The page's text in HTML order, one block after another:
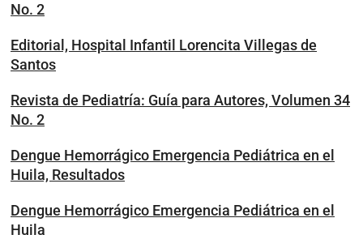
No. 2
Editorial, Hospital Infantil Lorencita Villegas de
Santos
Revista de Pediatría: Guía para Autores, Volumen 34
No. 2
Dengue Hemorrágico Emergencia Pediátrica en el
Huila, Resultados
Dengue Hemorrágico Emergencia Pediátrica en el
Huila